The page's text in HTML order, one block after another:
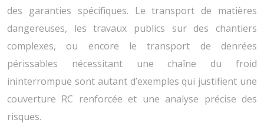
des garanties spécifiques. Le transport de matières
dangereuses, les travaux publics sur des chantiers
complexes, ou encore le transport de denrées
périssables nécessitant une chaîne du froid
ininterrompue sont autant d’exemples qui justifient une
couverture RC renforcée et une analyse précise des
risques.